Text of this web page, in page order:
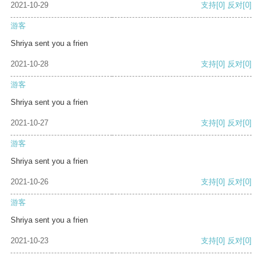
2021-10-29 支持[0] 反对[0]
游客
Shriya sent you a frien
2021-10-28 支持[0] 反对[0]
游客
Shriya sent you a frien
2021-10-27 支持[0] 反对[0]
游客
Shriya sent you a frien
2021-10-26 支持[0] 反对[0]
游客
Shriya sent you a frien
2021-10-23 支持[0] 反对[0]